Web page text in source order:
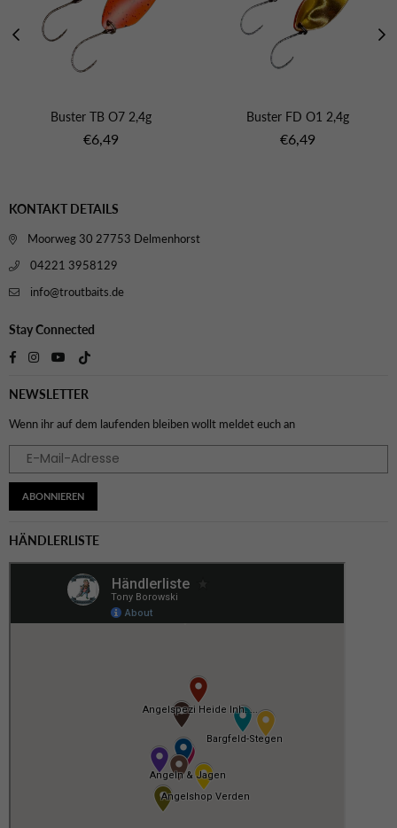
Buster TB O7 2,4g
Normaler
€6,49
Buster FD O1 2,4g
Normaler
€6,49
KONTAKT DETAILS
Moorweg 30 27753 Delmenhorst
04221 3958129
info@troutbaits.de
Stay Connected
FacebookInstagram
YouTube
NEWSLETTER
Wenn ihr auf dem laufenden bleiben wollt meldet euch an
ABONNIEREN
HÄNDLERLISTE